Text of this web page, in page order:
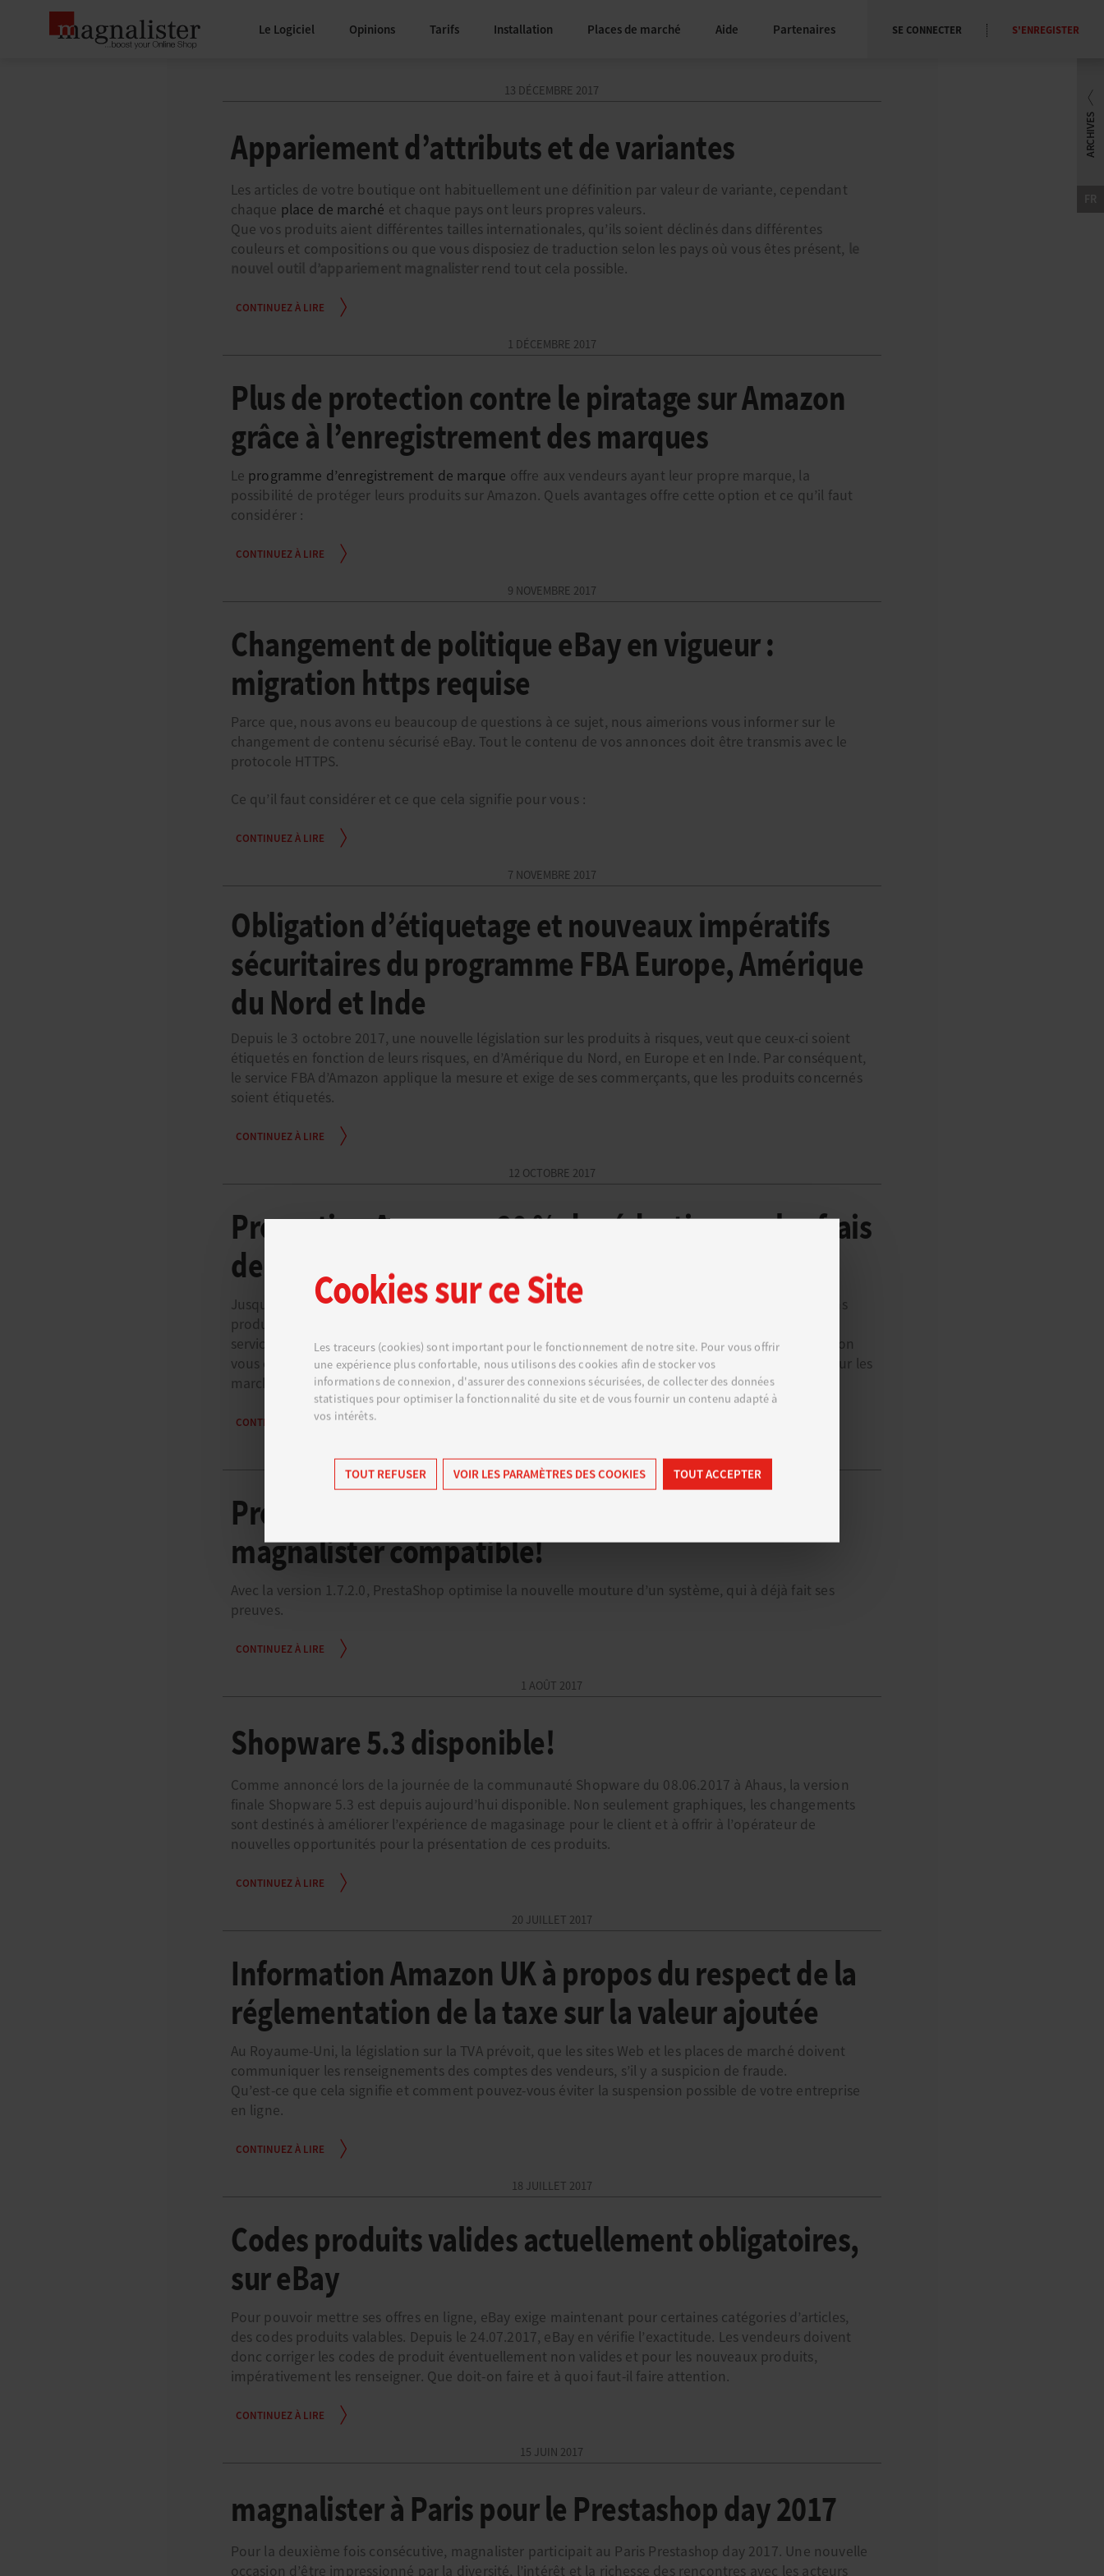
Cookies sur ce Site
Les traceurs (cookies) sont important pour le fonctionnement de notre site. Pour vous offrir
une expérience plus confortable, nous utilisons des cookies afin de stocker vos
informations de connexion, d'assurer des connexions sécurisées, de collecter des données
statistiques pour optimiser la fonctionnalité du site et de vous fournir un contenu adapté à
vos intérêts.
TOUT REFUSER VOIR LES PARAMÈTRES DES COOKIES TOUT ACCEPTER
Le Logiciel Opinions Tarifs Installation Places de marché Aide Partenaires SE CONNECTER S'ENREGISTER
FR
13 DÉCEMBRE 2017
Appariement d’attributs et de variantes
Les articles de votre boutique ont habituellement une définition par valeur de variante, cependant
chaque place de marché et chaque pays ont leurs propres valeurs.
Que vos produits aient différentes tailles internationales, qu’ils soient déclinés dans différentes
couleurs et compositions ou que vous disposiez de traduction selon les pays où vous êtes présent,
rend tout cela possible.
CONTINUEZ À LIRE
1 DÉCEMBRE 2017
Plus de protection contre le piratage sur Amazon
grâce à l’enregistrement des marques
Le programme d’enregistrement de marque offre aux vendeurs ayant leur propre marque, la
possibilité de protéger leurs produits sur Amazon. Quels avantages offre cette option et ce qu’il faut
considérer :
CONTINUEZ À LIRE
9 NOVEMBRE 2017
Changement de politique eBay en vigueur :
migration https requise
Parce que, nous avons eu beaucoup de questions à ce sujet, nous aimerions vous informer sur le
changement de contenu sécurisé eBay. Tout le contenu de vos annonces doit être transmis avec le
protocole HTTPS.
Ce qu’il faut considérer et ce que cela signifie pour vous :
CONTINUEZ À LIRE
7 NOVEMBRE 2017
Obligation d’étiquetage et nouveaux impératifs
sécuritaires du programme FBA Europe, Amérique
du Nord et Inde
Depuis le 3 octobre 2017, une nouvelle législation sur les produits à risques, veut que ceux-ci soient
étiquetés en fonction de leurs risques, en d’Amérique du Nord, en Europe et en Inde. Par conséquent,
le service FBA d’Amazon applique la mesure et exige de ses commerçants, que les produits concernés
soient étiquetés.
CONTINUEZ À LIRE
12 OCTOBRE 2017
Promotion Amazon : 20 % de réduction sur les frais
de ventes
Jusqu’au 30 novembre, Amazon vous offre une remise sur les frais de vente pour l’ajout de certains
produits
service
et à faire le pas vers l’internationalisation de leur entreprise. Pour vous y inviter, Amazon
vous offre un rabais sur les frais de vente pour les produits FBA et pour certains produits vendus sur les
marchés européens.
CONTINUEZ À LIRE
17 AOÛT 2017
PrestaShop 1.7.2.0, un nouveau monde …
magnalister compatible!
Avec la version 1.7.2.0, PrestaShop optimise la nouvelle mouture d’un système, qui à déjà fait ses
preuves.
CONTINUEZ À LIRE
1 AOÛT 2017
Shopware 5.3 disponible!
Comme annoncé lors de la journée de la communauté Shopware du 08.06.2017 à Ahaus, la version
finale Shopware 5.3 est depuis aujourd’hui disponible. Non seulement graphiques, les changements
sont destinés à améliorer l’expérience de magasinage pour le client et à offrir à l’opérateur de
nouvelles opportunités pour la présentation de ces produits.
CONTINUEZ À LIRE
20 JUILLET 2017
Information Amazon UK à propos du respect de la
réglementation de la taxe sur la valeur ajoutée
Au Royaume-Uni, la législation sur la TVA prévoit, que les sites Web et les places de marché doivent
communiquer les renseignements des comptes des vendeurs, s’il y a suspicion de fraude.
Qu’est-ce que cela signifie et comment pouvez-vous éviter la suspension possible de votre entreprise
en ligne.
CONTINUEZ À LIRE
18 JUILLET 2017
Codes produits valides actuellement obligatoires,
sur eBay
Pour pouvoir mettre ses offres en ligne, eBay exige maintenant pour certaines catégories d’articles,
des codes produits valables. Depuis le 24.07.2017, eBay en vérifie l’exactitude. Les vendeurs doivent
donc corriger les codes de produit éventuellement non valides et pour les nouveaux produits,
impérativement les renseigner. Que doit-on faire et à quoi faut-il faire attention.
CONTINUEZ À LIRE
15 JUIN 2017
magnalister à Paris pour le Prestashop day 2017
Pour la deuxième fois consécutive, magnalister participait au Paris Prestashop day 2017. Une nouvelle
occasion d’être impressionné par la diversité, l’intérêt et la richesse des rencontres avec les acteurs